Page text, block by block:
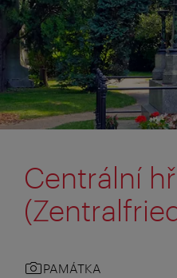
Centrální
PAMÁTKA